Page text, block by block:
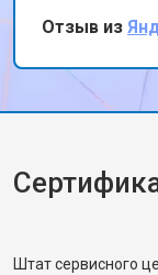
работают
Отзыв из
Штат сервисного